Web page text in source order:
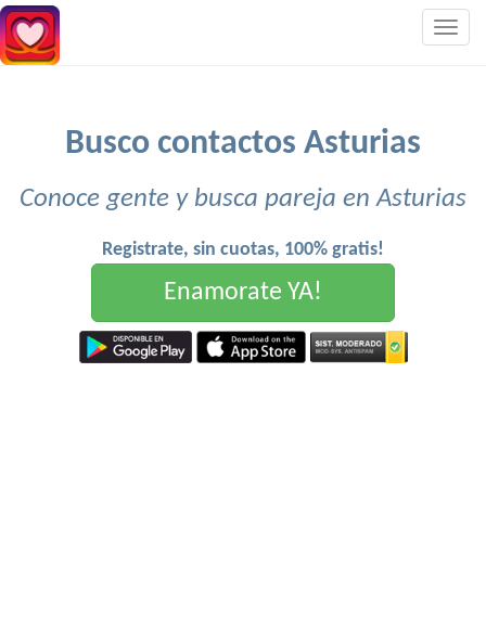
Busco contactos Asturias
Conoce gente y busca pareja en Asturias
Registrate, sin cuotas, 100% gratis!
Enamorate YA!